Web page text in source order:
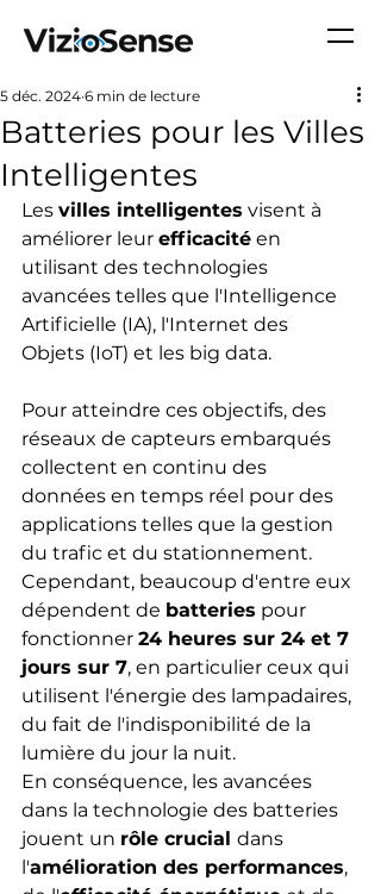
Batteries pour les Villes
Intelligentes
5 déc. 2024 6 min de lecture
Les villes intelligentes visent à
améliorer leur efficacité en
utilisant des technologies
avancées telles que l'Intelligence
Artificielle (IA), l'Internet des
Objets (IoT) et les big data.
Pour atteindre ces objectifs, des
réseaux de capteurs embarqués
collectent en continu des
données en temps réel pour des
applications telles que la gestion
du trafic et du stationnement.
Cependant, beaucoup d'entre eux
dépendent de batteries pour
fonctionner 24 heures sur 24 et 7
jours sur 7, en particulier ceux qui
utilisent l'énergie des lampadaires,
du fait de l'indisponibilité de la
lumière du jour la nuit.
En conséquence, les avancées
dans la technologie des batteries
jouent un rôle crucial dans
l'amélioration des performances,